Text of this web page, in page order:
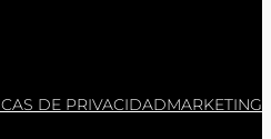
DE PRIVACIDADMARKETING